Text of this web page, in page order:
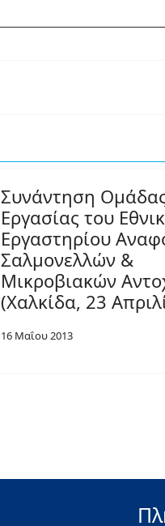
Συνάντηση
Εργασίας του
Εργαστηρίου
Σαλμονελλών &
Μικροβιακών
(Χαλκίδα, 23
16 Μαΐου 2013